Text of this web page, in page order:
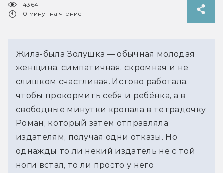
14364
10 минут на чтение
Жила-была Золушка — обычная молодая
женщина, симпатичная, скромная и не
слишком счастливая. Истово работала,
чтобы прокормить себя и ребёнка, а в
свободные минутки кропала в тетрадочку
Роман, который затем отправляла
издателям, получая одни отказы. Но
однажды то ли некий издатель не с той
ноги встал, то ли просто у него